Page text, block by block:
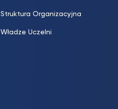
Struktura Organizacyjna
Władze Uczelni